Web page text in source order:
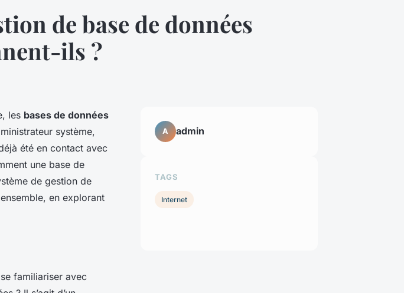
de base de données
ils ?
les bases de données
système,
été en contact avec
une base de
de gestion de
en explorant
familiariser avec
A admin
TAGS
Internet